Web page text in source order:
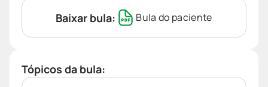
Baixar bula: Bula do paciente
Tópicos da bula: